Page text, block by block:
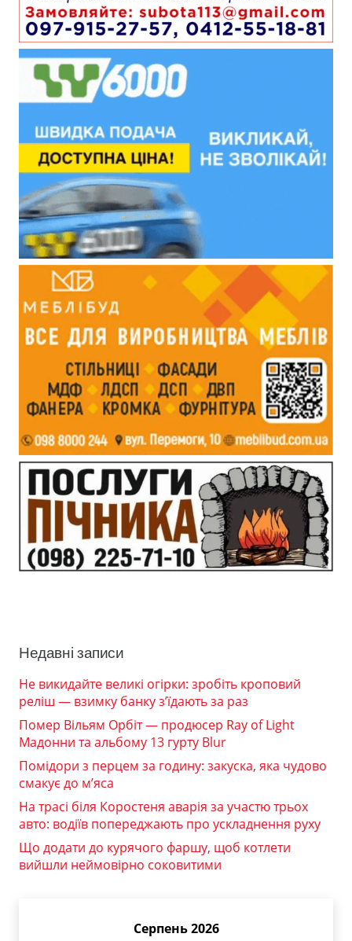
Недавні записи
Не викидайте великі огірки: зробіть кроповий
реліш — взимку банку з’їдають за раз
Помер Вільям Орбіт — продюсер Ray of Light
Мадонни та альбому 13 гурту Blur
Помідори з перцем за годину: закуска, яка чудово
смакує до м’яса
На трасі біля Коростеня аварія за участю трьох
авто: водіїв попереджають про ускладнення руху
Що додати до курячого фаршу, щоб котлети
вийшли неймовірно соковитими
Серпень 2026